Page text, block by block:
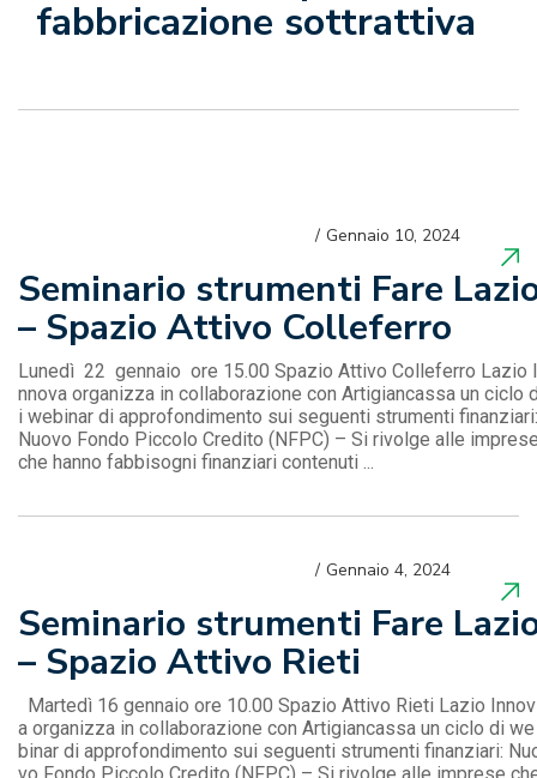
fabbricazione sottrattiva
Seminario strumenti Fare
– Spazio Attivo Colleferro
Gennaio 10, 2024
Lunedì 22 gennaio ore 15.00 Spazio Attivo Colleferro Lazio I
nnova organizza in collaborazione con Artigiancassa un ciclo
i webinar di approfondimento sui seguenti strumenti finanziari:
Nuovo Fondo Piccolo Credito (NFPC) – Si rivolge alle
che hanno fabbisogni finanziari contenuti ...
Seminario strumenti Fare
– Spazio Attivo Rieti
Gennaio 4, 2024
Martedì 16 gennaio ore 10.00 Spazio Attivo Rieti Lazio Innov
a organizza in collaborazione con Artigiancassa un ciclo di we
binar di approfondimento sui seguenti strumenti finanziari: